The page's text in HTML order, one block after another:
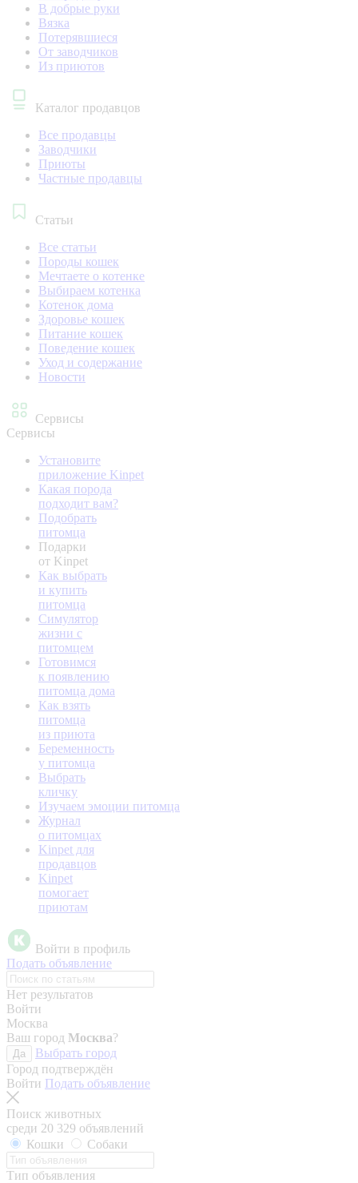
В добрые руки
Вязка
Потерявшиеся
От заводчиков
Из приютов
Каталог продавцов
Все продавцы
Заводчики
Приюты
Частные продавцы
Статьи
Все статьи
Породы кошек
Мечтаете о котенке
Выбираем котенка
Котенок дома
Здоровье кошек
Питание кошек
Поведение кошек
Уход и содержание
Новости
Сервисы
Сервисы
Установите
приложение Kinpet
Какая порода
подходит вам?
Подобрать
питомца
Подарки
от Kinpet
Как выбрать
и купить
питомца
Симулятор
жизни с
питомцем
Готовимся
к появлению
питомца дома
Как взять
питомца
из приюта
Беременность
у питомца
Выбрать
кличку
Изучаем эмоции питомца
Журнал
о питомцах
Kinpet для
продавцов
Kinpet
помогает
приютам
Войти в профиль
Подать объявление
Нет результатов
Войти
Москва
Ваш город Москва?
Да
Выбрать город
Город подтверждён
Войти Подать объявление
Поиск животных
среди 20 329 объявлений
Кошки
Собаки
Тип объявления